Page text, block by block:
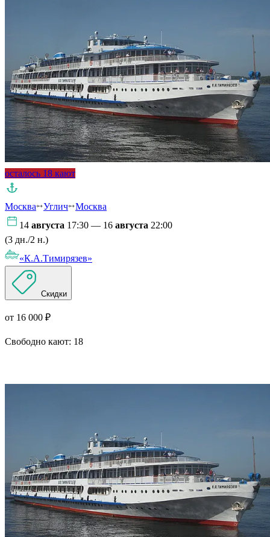
осталось 18 кают
Москва Углич
Москва
14 августа 17:30 — 16 августа 22:00
(3 дн./2 н.)
«К.А.Тимирязев»
Скидки
от 16 000 ₽
Свободно кают: 18